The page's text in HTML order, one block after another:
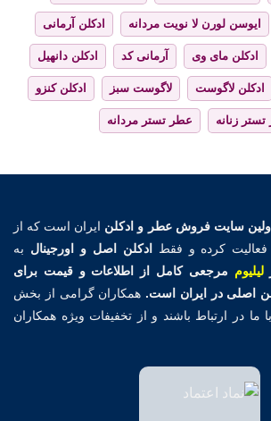
ایوسن لورن لا نویت مردانه ادکلن آرمانی
ادکلن مای وی آرمانی کد ادکلن دانهیل
ادکلن لاگوست لاگوست سبز ادکلن کنزو
زنانه عطر تستر مردانه
اولین سایت فروش عطر و ادکلن ایران است که از
کرده و فقط ادکلن اصل و اورجینال به
لیلیوم مرجعی کامل از اطلاعات و قیمت برای
اصلی در ایران است. همکاران گرامی از بخش
ما در ارتباط باشند و از تخفیفات ویژه همکاران